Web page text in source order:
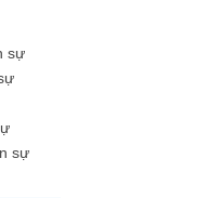
sự
sự